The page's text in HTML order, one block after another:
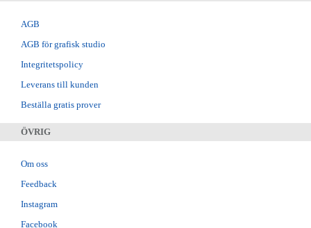
AGB
AGB för grafisk studio
Integritetspolicy
Leverans till kunden
Beställa gratis prover
ÖVRIG
Om oss
Feedback
Instagram
Facebook